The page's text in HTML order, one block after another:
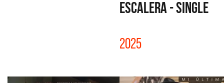
ESCALERA - SINGLE
2025